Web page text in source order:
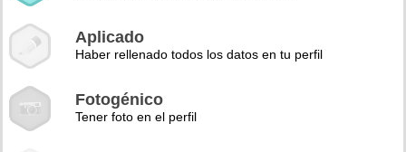
Aplicado
Haber rellenado todos los datos en tu perfil
Fotogénico
Tener foto en el perfil